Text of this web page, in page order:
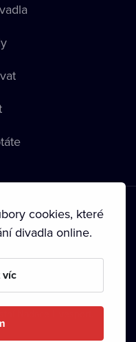
• Zásady používání
•
cookies, které
divadla online.
víc